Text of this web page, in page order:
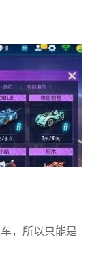
，所以只能是